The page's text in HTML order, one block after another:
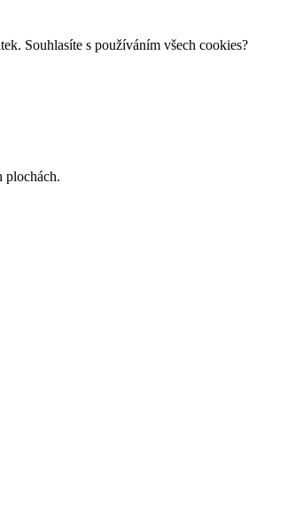
Souhlasíte s používáním všech cookies?
plochách.